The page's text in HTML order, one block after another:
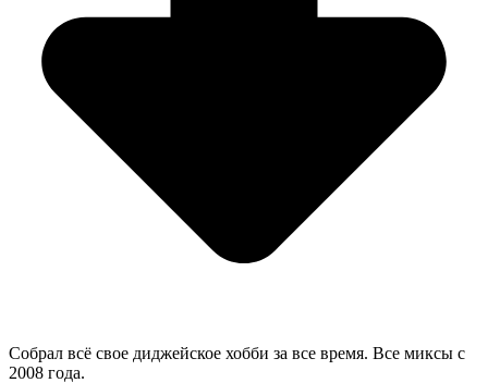
Собрал всё свое диджейское хобби за все время. Все миксы с
2008 года.